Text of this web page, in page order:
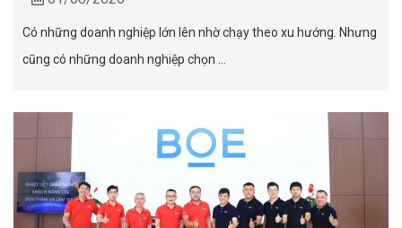
Có những doanh nghiệp lớn lên nhờ chạy theo xu hướng. Nhưng
cũng có những doanh nghiệp chọn ...